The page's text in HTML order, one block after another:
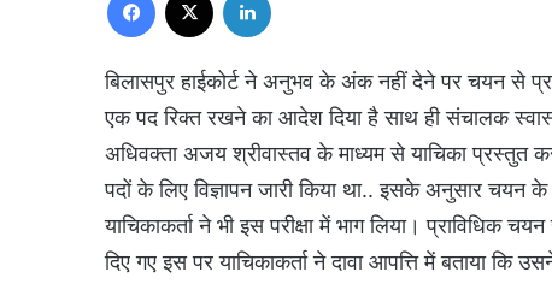
बिलासपुर हाईकोर्ट ने अनुभव के अंक नहीं देने पर चयन से
एक पद रिक्त रखने का आदेश दिया है साथ ही संचालक
अधिवक्ता अजय श्रीवास्तव के माध्यम से याचिका प्रस्तुत
पदों के लिए विज्ञापन जारी किया था.. इसके अनुसार
याचिकाकर्ता ने भी इस परीक्षा में भाग लिया। प्राविधिक
दिए गए इस पर याचिकाकर्ता ने दावा आपत्ति में बताया